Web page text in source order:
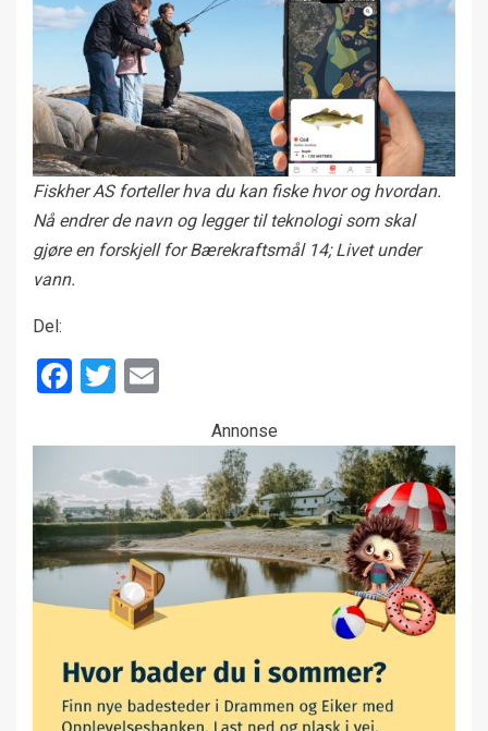
Fiskher AS forteller hva du kan fiske hvor og hvordan.
Nå endrer de navn og legger til teknologi som skal
gjøre en forskjell for Bærekraftsmål 14; Livet under
vann.
Del:
Facebook
Twitter
Annonse